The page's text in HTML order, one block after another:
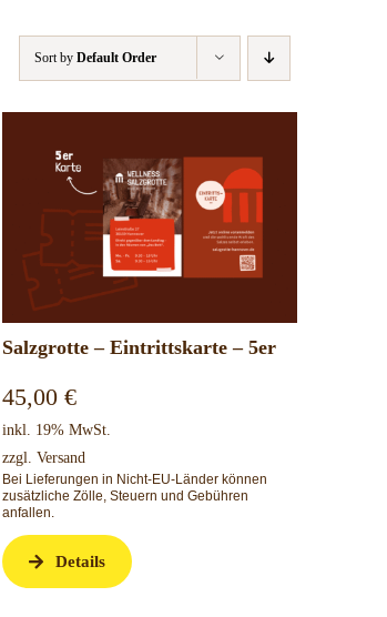
Sort byDefault Order
Salzgrotte – Eintrittskarte – 5er
45,00 €
inkl. 19% MwSt.
zzgl. Versand
Bei Lieferungen in Nicht-EU-Länder können
zusätzliche Zölle, Steuern und Gebühren
anfallen.
Details